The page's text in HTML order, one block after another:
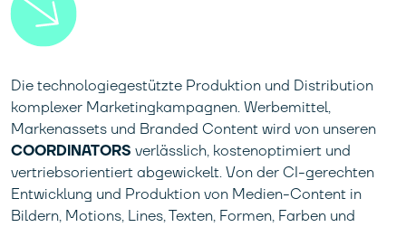
Die technologiegestützte Produktion und Distribution
komplexer Marketingkampagnen. Werbemittel,
Markenassets und Branded Content wird von unseren
COORDINATORS verlässlich, kostenoptimiert und
vertriebsorientiert abgewickelt. Von der CI-gerechten
Entwicklung und Produktion von Medien-Content in
Bildern, Motions, Lines, Texten, Formen, Farben und